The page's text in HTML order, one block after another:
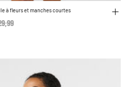
à fleurs et manches courtes
reduced from